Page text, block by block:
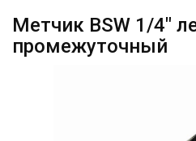
Метчик BSW 1/4"
промежуточный